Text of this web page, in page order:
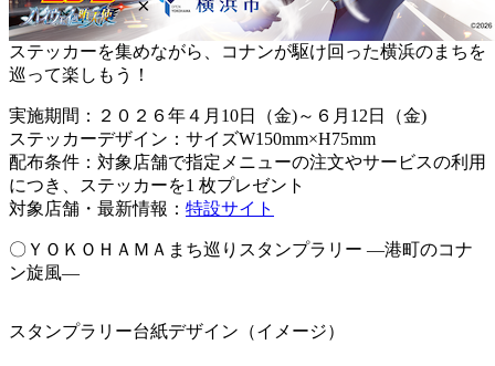
ステッカーを集めながら、コナンが駆け回った横浜のまちを
巡って楽しもう！
実施期間：２０２６年４月10日（金)～６月12日（金)
ステッカーデザイン：サイズW150mm×H75mm
配布条件：対象店舗で指定メニューの注文やサービスの利用
につき、ステッカーを1 枚プレゼント
対象店舗・最新情報： 特設サイト
〇ＹＯＫＯＨＡＭＡまち巡りスタンプラリー ―港町のコナ
ン旋風―
スタンプラリー台紙デザイン（イメージ）